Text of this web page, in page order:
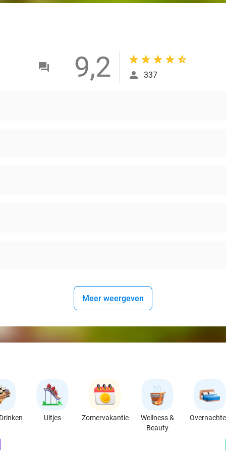
9,2 337
Meer weergeven
Uitjes Zomervakantie
Wellness &
Beauty